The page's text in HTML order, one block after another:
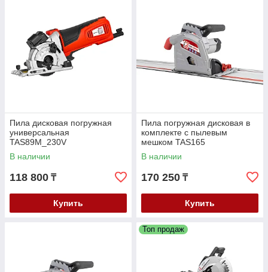
Пила дисковая погружная
универсальная
TAS89M_230V
В наличии
118 800 ₸
Купить
Пила погружная дисковая в
комплекте с пылевым
мешком TAS165
В наличии
170 250 ₸
Купить
Топ продаж